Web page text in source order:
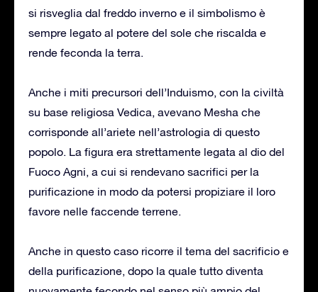
si risveglia dal freddo inverno e il simbolismo è
sempre legato al potere del sole che riscalda e
rende feconda la terra.
Anche i miti precursori dell’Induismo, con la civiltà
su base religiosa Vedica, avevano Mesha che
corrisponde all’ariete nell’astrologia di questo
popolo. La figura era strettamente legata al dio del
Fuoco Agni, a cui si rendevano sacrifici per la
purificazione in modo da potersi propiziare il loro
favore nelle faccende terrene.
Anche in questo caso ricorre il tema del sacrificio e
della purificazione, dopo la quale tutto diventa